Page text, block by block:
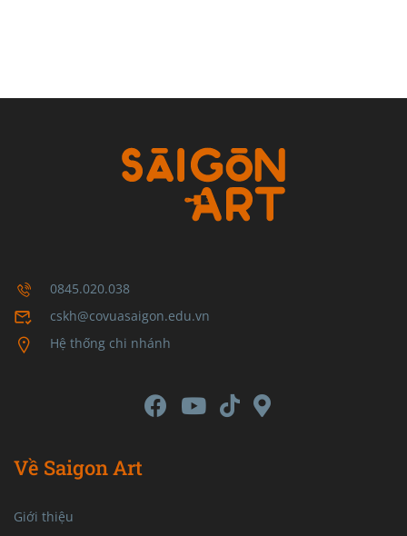
0845.020.038
cskh@covuasaigon.edu.vn
Hệ thống chi nhánh
Về Saigon Art
Giới thiệu